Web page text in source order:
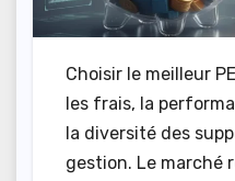
Choisir le meilleur
les frais, la
la diversité des
gestion. Le marché